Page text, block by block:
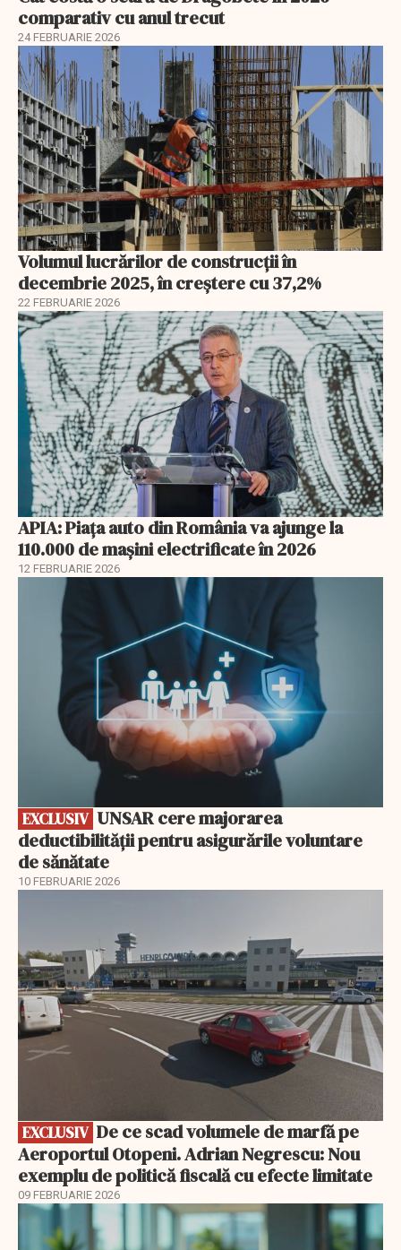
comparativ cu anul trecut
24 FEBRUARIE 2026
Volumul lucrărilor de construcții în
decembrie 2025, în creștere cu 37,2%
22 FEBRUARIE 2026
APIA: Piața auto din România va ajunge la
110.000 de mașini electrificate în 2026
12 FEBRUARIE 2026
EXCLUSIV
EXCLUSIV
deductibilității pentru asigurările voluntare
de sănătate
10 FEBRUARIE 2026
EXCLUSIV
Aeroportul Otopeni. Adrian Negrescu: Nou
exemplu de politică fiscală cu efecte limitate
09 FEBRUARIE 2026